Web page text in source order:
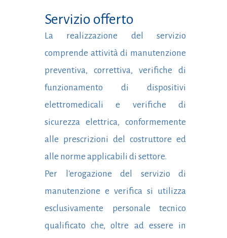
Servizio offerto
La realizzazione del servizio
comprende attività di manutenzione
preventiva, correttiva, verifiche di
funzionamento di dispositivi
elettromedicali e verifiche di
sicurezza elettrica, conformemente
alle prescrizioni del costruttore ed
alle norme applicabili di settore.
Per l'erogazione del servizio di
manutenzione e verifica si utilizza
esclusivamente personale tecnico
qualificato che, oltre ad essere in